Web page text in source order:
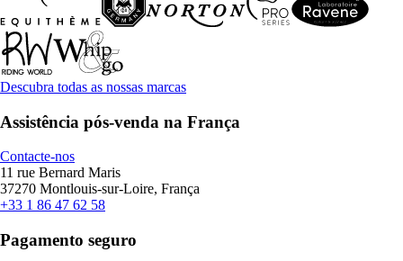
Descubra todas as nossas marcas
Assistência pós-venda na França
Contacte-nos
11 rue Bernard Maris
37270 Montlouis-sur-Loire, França
+33 1 86 47 62 58
Pagamento seguro